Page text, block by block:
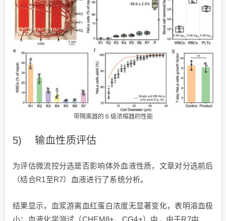
带隔离器的 6 级浓缩器的性能
5) 输血性质评估
为评估微流控分选是否影响体外血液性质，文章对分选前后
（结合R1至R7）血液进行了系统分析。
结果显示，血浆游离血红蛋白浓度无显著变化，表明溶血极